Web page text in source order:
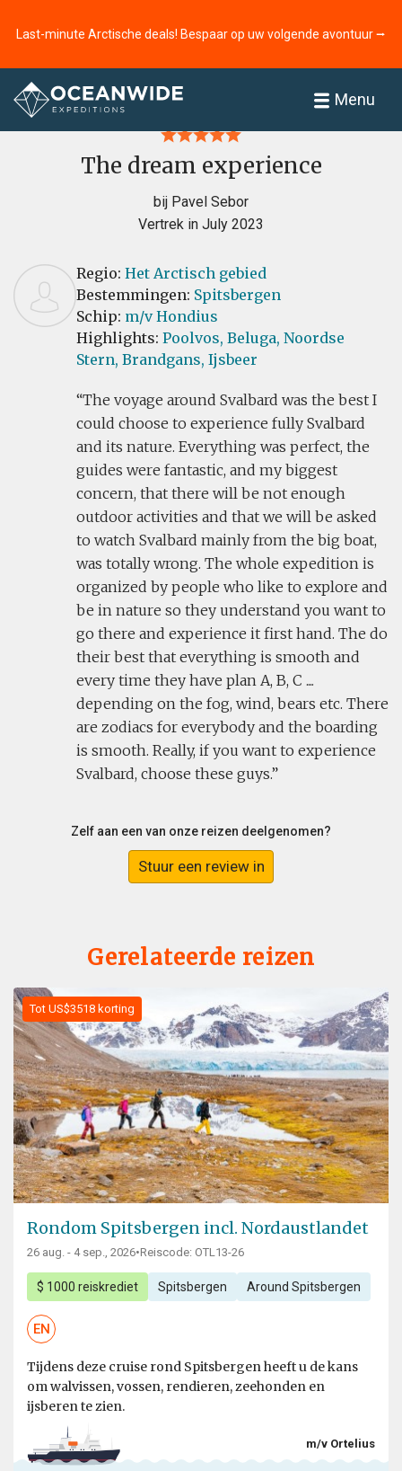
Last-minute Arctische deals! Bespaar op uw volgende avontuur ⭢
Menu
Home
The dream experience
bij Pavel Sebor
Vertrek in July 2023
Regio: Het Arctisch gebied
Bestemmingen: Spitsbergen
Schip: m/v Hondius
Highlights: Poolvos, Beluga, Noordse
Stern, Brandgans, Ijsbeer
The voyage around Svalbard was the best I
could choose to experience fully Svalbard
and its nature. Everything was perfect, the
guides were fantastic, and my biggest
concern, that there will be not enough
outdoor activities and that we will be asked
to watch Svalbard mainly from the big boat,
was totally wrong. The whole expedition is
organized by people who like to explore and
be in nature so they understand you want to
go there and experience it first hand. The do
their best that everything is smooth and
every time they have plan A, B, C ....
depending on the fog, wind, bears etc. There
are zodiacs for everybody and the boarding
is smooth. Really, if you want to experience
Svalbard, choose these guys.
Zelf aan een van onze reizen deelgenomen?
Stuur een review in
Gerelateerde reizen
Tot US$3518 korting
Rondom Spitsbergen incl. Nordaustlandet
26 aug. - 4 sep., 2026•Reiscode: OTL13-26
$ 1000 reiskrediet Spitsbergen Around Spitsbergen
EN
Tijdens deze cruise rond Spitsbergen heeft u de kans
om walvissen, vossen, rendieren, zeehonden en
ijsberen te zien.
m/v Ortelius